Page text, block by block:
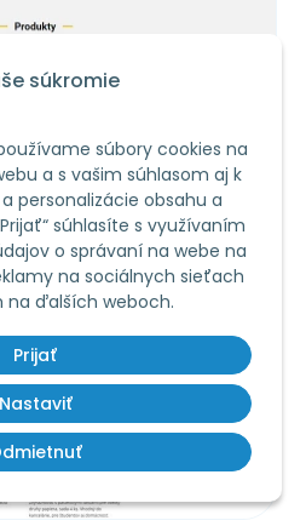
súkromie
súbory cookies na
a s vašim súhlasom aj k
personalizácie obsahu a
súhlasíte s využívaním
o správaní na webe na
na sociálnych sieťach
ďalších weboch.
Prijať
Nastaviť